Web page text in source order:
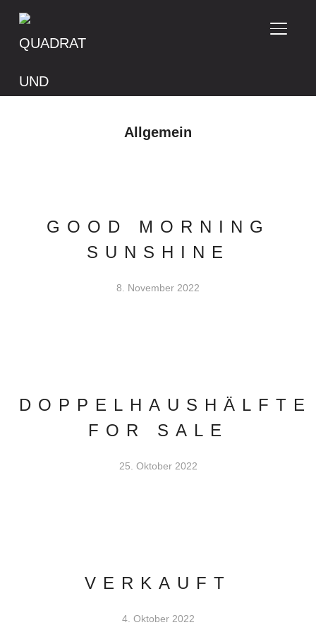
Allgemein
GOOD MORNING
SUNSHINE
8. November 2022
DOPPELHAUSHÄLFTE
FOR SALE
25. Oktober 2022
VERKAUFT
4. Oktober 2022